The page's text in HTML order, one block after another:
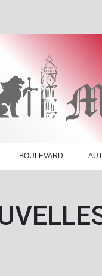
BOULEVARD